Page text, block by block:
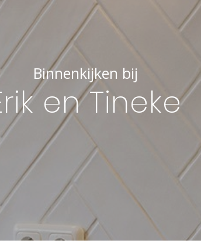
Binnenkijken bij
en Tineke